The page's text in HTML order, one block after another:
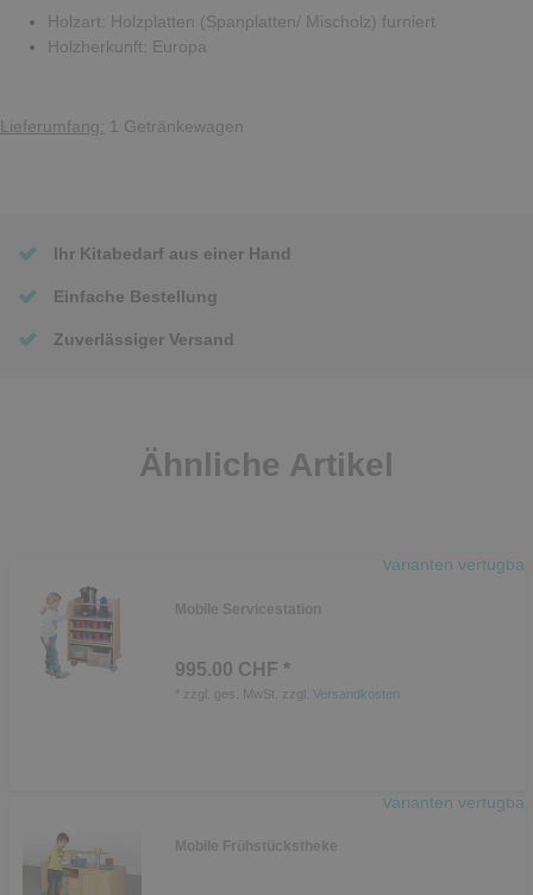
Holzart: Holzplatten (Spanplatten/ Mischolz) furniert
Holzherkunft: Europa
Lieferumfang: 1 Getränkewagen
Ihr Kitabedarf aus einer Hand
Einfache Bestellung
Zuverlässiger Versand
Ähnliche Artikel
Varianten verfügbar
Mobile Servicestation
995.00 CHF *
zzgl. ges. MwSt. zzgl. Versandkosten
Varianten verfügbar
Mobile Frühstückstheke